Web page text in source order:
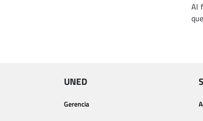
Al
UNED
Gerencia